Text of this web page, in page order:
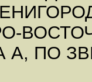
А, ПО